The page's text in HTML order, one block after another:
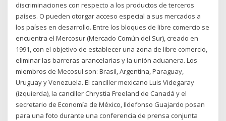
discriminaciones con respecto a los productos de terceros
países. O pueden otorgar acceso especial a sus mercados a
los países en desarrollo. Entre los bloques de libre comercio se
encuentra el Mercosur (Mercado Común del Sur), creado en
1991, con el objetivo de establecer una zona de libre comercio,
eliminar las barreras arancelarias y la unión aduanera. Los
miembros de Mecosul son: Brasil, Argentina, Paraguay,
Uruguay y Venezuela. El canciller mexicano Luis Videgaray
(izquierda), la canciller Chrystia Freeland de Canadá y el
secretario de Economía de México, Ildefonso Guajardo posan
para una foto durante una conferencia de prensa conjunta